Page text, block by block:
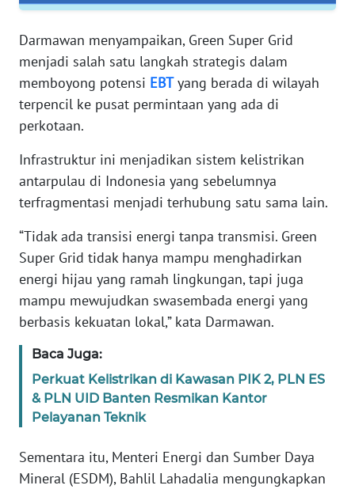
Darmawan menyampaikan, Green Super Grid
menjadi salah satu langkah strategis dalam
memboyong potensi EBTyang berada di wilayah
terpencil ke pusat permintaan yang ada di
perkotaan.
Infrastruktur ini menjadikan sistem kelistrikan
antarpulau di Indonesia yang sebelumnya
terfragmentasi menjadi terhubung satu sama lain.
“Tidak ada transisi energi tanpa transmisi. Green
Super Grid tidak hanya mampu menghadirkan
energi hijau yang ramah lingkungan, tapi juga
mampu mewujudkan swasembada energi yang
berbasis kekuatan lokal,” kata Darmawan.
Baca Juga:
Perkuat Kelistrikan di Kawasan PIK 2, PLN ES
& PLN UID Banten Resmikan Kantor
Pelayanan Teknik
Sementara itu, Menteri Energi dan Sumber Daya
Mineral (ESDM), Bahlil Lahadalia mengungkapkan
WN
JAMBI
SULTRA
WN
SULTENG
WN
WN
BABEL
SUMBAR